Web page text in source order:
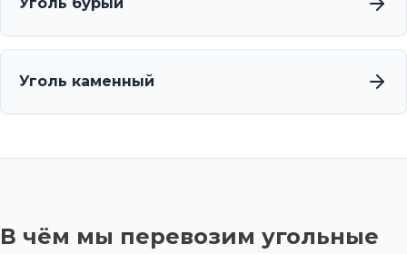
Уголь бурый
Уголь каменный
В чём мы перевозим угольные